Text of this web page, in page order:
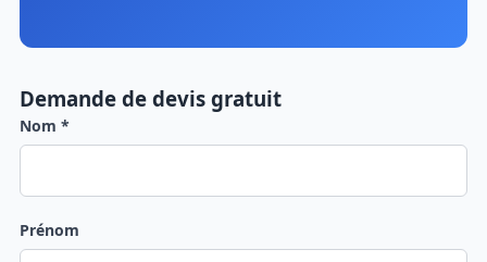
Demande de devis gratuit
Nom *
Prénom